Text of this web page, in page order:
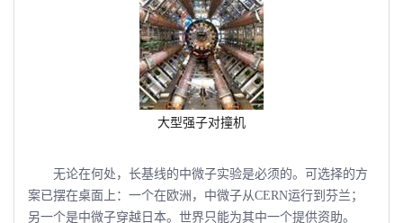
大型强子对撞机
无论在何处，长基线的中微子实验是必须的。可选择的方
案已摆在桌面上：一个在欧洲，中微子从CERN运行到芬兰；
另一个是中微子穿越日本。世界只能为其中一个提供资助。